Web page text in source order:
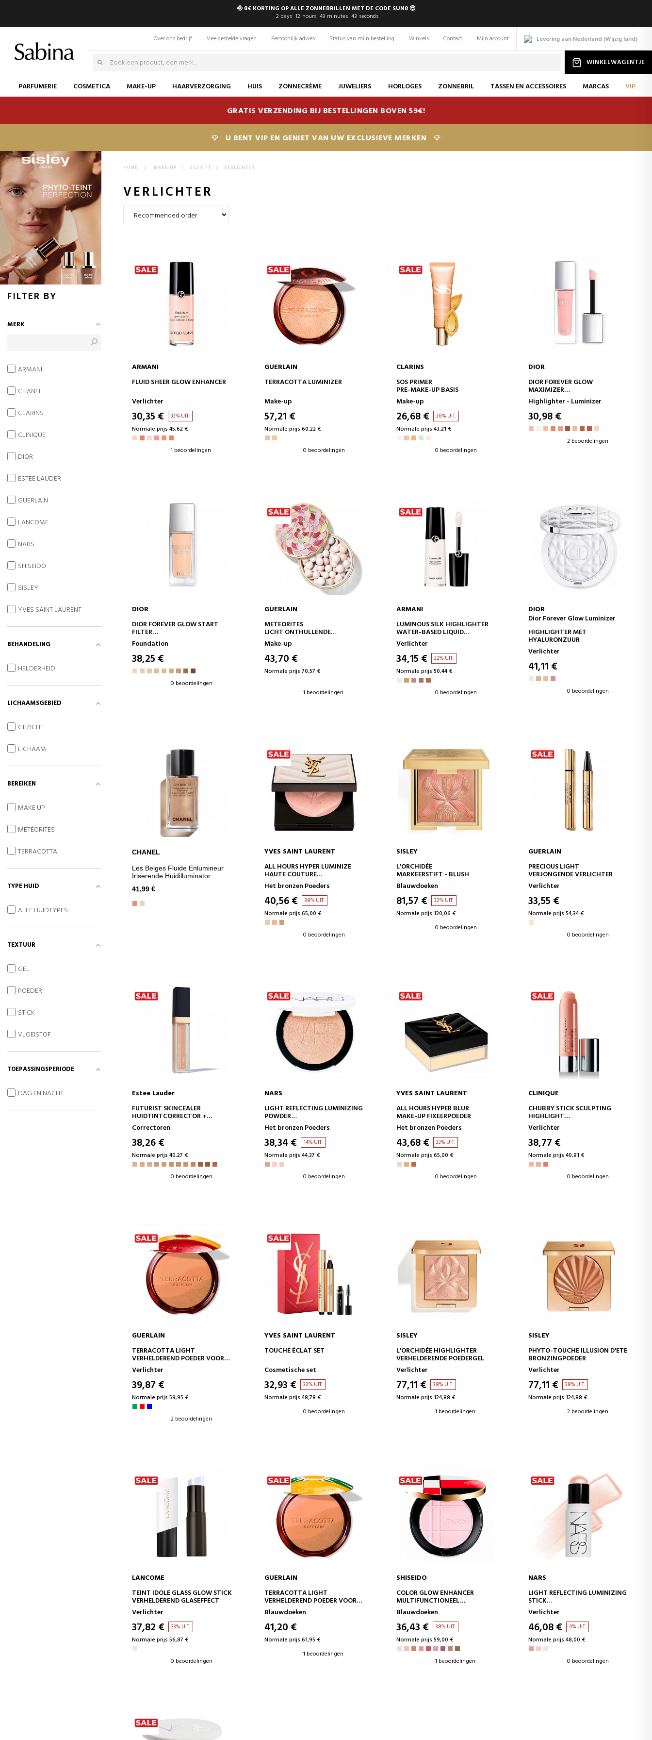
🌞 8€ KORTING OP ALLE ZONNEBRILLEN MET DE CODE SUN8 😎
2 days 12 hours 49 minutes 42 seconds
Levering aan Nederland (Wijzig land)
Over ons bedrijf Veelgestelde vragen Persoonlijk advies Status van mijn bestelling Winkels Contact Mijn account
WINKELWAGENTJE
PARFUMERIE COSMETICA MAKE-UP HAARVERZORGING HUIS ZONNECRÈME JUWELIERS HORLOGES ZONNEBRIL TASSEN EN ACCESSOIRES MARCAS VIP
GRATIS VERZENDING BIJ BESTELLINGEN BOVEN 59€!
U BENT VIP EN GENIET VAN UW EXCLUSIEVE MERKEN
HOME > MAKE-UP > GEZICHT > VERLICHTER
VERLICHTER
IN WINKELWAGEN
ARMANI
FLUID SHEER GLOW ENHANCER
Verlichter
30,35 € 33% UIT.
Normale prijs 45,62 €
1 beoordelingen
IN WINKELWAGEN
GUERLAIN
TERRACOTTA LUMINIZER
Make-up
57,21 €
Normale prijs 60,22 €
0 beoordelingen
IN WINKELWAGEN
CLARINS
SOS PRIMER
PRE-MAKE-UP BASIS
Make-up
26,68 € 38% UIT.
Normale prijs 43,21 €
0 beoordelingen
IN WINKELWAGEN
DIOR
DIOR FOREVER GLOW
MAXIMIZER
LANGDURIGE VLOEIBARE
HIGHLIGHTER
Highlighter - Luminizer
30,98 €
2 beoordelingen
IN WINKELWAGEN
DIOR
DIOR FOREVER GLOW START
FILTER
TEINT SUBLIMEREN EN
VERLICHTING VLOEISTOF
Foundation
38,25 €
0 beoordelingen
IN WINKELWAGEN
GUERLAIN
METEORITES
LICHT ONTHULLENDE
POEDERPARELS
Make-up
43,70 €
Normale prijs 70,57 €
1 beoordelingen
IN WINKELWAGEN
ARMANI
LUMINOUS SILK HIGHLIGHTER
WATER-BASED LIQUID
HIGHLIGHTER
Verlichter
34,15 € 32% UIT.
Normale prijs 50,44 €
0 beoordelingen
IN WINKELWAGEN
DIOR
Dior Forever Glow Luminizer
HIGHLIGHTER MET
HYALURONZUUR
Verlichter
41,11 €
0 beoordelingen
IN WINKELWAGEN
CHANEL
Les Beiges Fluide Enlumineur
Iriserende Huidilluminator.
Gezicht En Lichaam.
41,99 €
IN WINKELWAGEN
YVES SAINT LAURENT
ALL HOURS HYPER LUMINIZE
HAUTE COUTURE
MARKEERSTIFT
Het bronzen Poeders
40,56 € 38% UIT.
Normale prijs 65,00 €
0 beoordelingen
IN WINKELWAGEN
SISLEY
L'ORCHIDÉE
MARKEERSTIFT - BLUSH
Blauwdoeken
81,57 € 32% UIT.
Normale prijs 120,06 €
0 beoordelingen
IN WINKELWAGEN
GUERLAIN
PRECIOUS LIGHT
VERJONGENDE VERLICHTER
Verlichter
33,55 €
Normale prijs 54,34 €
0 beoordelingen
IN WINKELWAGEN
Estee Lauder
FUTURIST SKINCEALER
HUIDTINTCORRECTOR +
ZACHTE ILLUMINATOR
Correctoren
38,26 €
Normale prijs 40,27 €
0 beoordelingen
IN WINKELWAGEN
NARS
LIGHT REFLECTING LUMINIZING
POWDER
HOOGWAARDIGE VERLICHTING
Het bronzen Poeders
38,34 € 14% UIT.
Normale prijs 44,37 €
0 beoordelingen
IN WINKELWAGEN
YVES SAINT LAURENT
ALL HOURS HYPER BLUR
MAKE-UP FIXEERPOEDER
Het bronzen Poeders
43,68 € 33% UIT.
Normale prijs 65,00 €
0 beoordelingen
IN WINKELWAGEN
CLINIQUE
CHUBBY STICK SCULPTING
HIGHLIGHT
MAKE-UP OM TE ACCENTUEREN
Verlichter
38,77 €
Normale prijs 40,81 €
0 beoordelingen
IN WINKELWAGEN
GUERLAIN
TERRACOTTA LIGHT
VERHELDEREND POEDER VOOR
EEN NATUURLIJK GEZONDE
TEINT - 96% INGREDIËNTEN
VAN NATUURLIJKE OORSPRONG
Verlichter
39,87 €
Normale prijs 59,95 €
2 beoordelingen
IN WINKELWAGEN
YVES SAINT LAURENT
TOUCHE ÉCLAT SET
Cosmetische set
32,93 € 32% UIT.
Normale prijs 48,78 €
0 beoordelingen
IN WINKELWAGEN
SISLEY
L'ORCHIDÉE HIGHLIGHTER
VERHELDERENDE POEDERGEL
Verlichter
77,11 € 38% UIT.
Normale prijs 124,88 €
1 beoordelingen
IN WINKELWAGEN
SISLEY
PHYTO-TOUCHE ILLUSION D'ETE
BRONZINGPOEDER
Verlichter
77,11 € 38% UIT.
Normale prijs 124,88 €
2 beoordelingen
IN WINKELWAGEN
LANCOME
TEINT IDOLE GLASS GLOW STICK
VERHELDEREND GLASEFFECT
Verlichter
37,82 € 33% UIT.
Normale prijs 56,87 €
0 beoordelingen
IN WINKELWAGEN
GUERLAIN
TERRACOTTA LIGHT
VERHELDEREND POEDER VOOR
EEN NATUURLIJK GEZONDE
TEINT - 96% INGREDIËNTEN
VAN NATUURLIJKE OORSPRONG
Blauwdoeken
41,20 €
Normale prijs 61,95 €
1 beoordelingen
IN WINKELWAGEN
SHISEIDO
COLOR GLOW ENHANCER
MULTIFUNCTIONEEL
COMPACTPOEDER
Blauwdoeken
36,43 € 38% UIT.
Normale prijs 59,00 €
1 beoordelingen
IN WINKELWAGEN
NARS
LIGHT REFLECTING LUMINIZING
STICK
MULTIFUNCTIONELE
LICHTGEVENDE STICK
Verlichter
46,08 € 4% UIT.
Normale prijs 48,00 €
0 beoordelingen
FILTER BY
MERK
ARMANI
CHANEL
CLARINS
CLINIQUE
DIOR
ESTEE LAUDER
GUERLAIN
LANCOME
NARS
SHISEIDO
SISLEY
YVES SAINT LAURENT
BEHANDELING
HELDERHEID
LICHAAMSGEBIED
GEZICHT
LICHAAM
BEREIKEN
MAKE UP
MÉTÉORITES
TERRACOTTA
TYPE HUID
ALLE HUIDTYPES
TEXTUUR
GEL
POEDER
STICK
VLOEISTOF
TOEPASSINGSPERIODE
DAG EN NACHT